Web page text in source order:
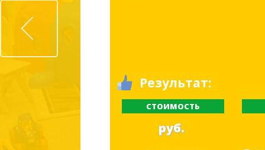
Результат:
СТОИМОСТЬ
руб.